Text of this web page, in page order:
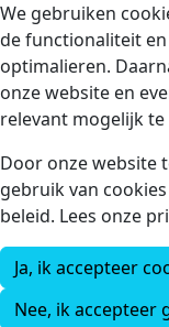
We gebruiken
de functionaliteit
optimalieren.
onze website en
relevant mogelijk te
Door onze website
gebruik van
beleid. Lees onze
Ja, ik accepteer
Nee, ik accepteer